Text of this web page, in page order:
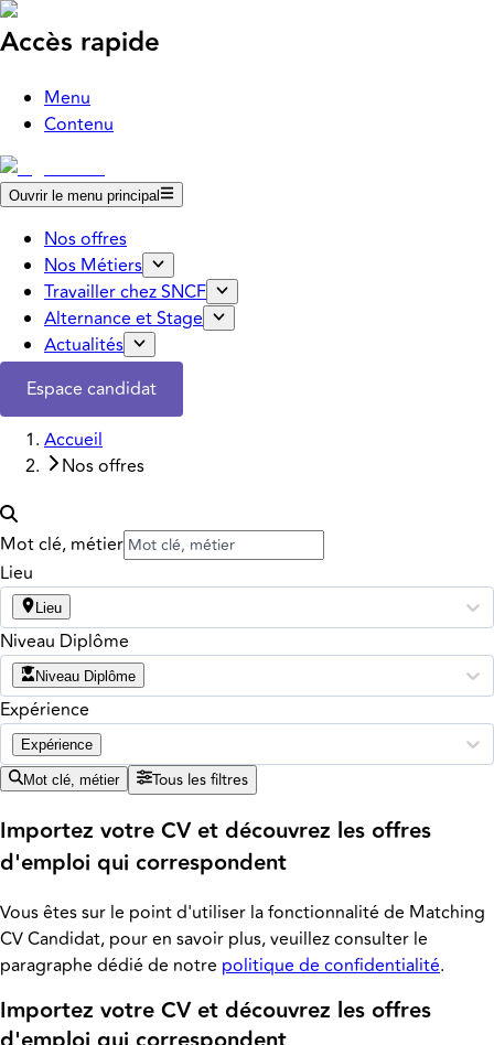
Accès rapide
Menu
Contenu
Ouvrir le menu principal
Nos offres
Nos Métiers
Travailler chez SNCF
Alternance et Stage
Actualités
Espace candidat
Accueil
Nos offres
Mot clé, métier
Lieu
Lieu
Niveau Diplôme
Niveau Diplôme
Expérience
Expérience
Mot clé, métier Tous les filtres
Importez votre CV et découvrez les offres
d'emploi qui correspondent
Vous êtes sur le point d'utiliser la fonctionnalité de Matching
CV Candidat, pour en savoir plus, veuillez consulter le
paragraphe dédié de notre politique de confidentialité.
Importez votre CV et découvrez les offres